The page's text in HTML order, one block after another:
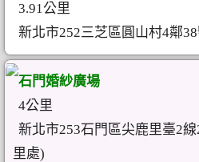
3.91公里
新北市252三芝區圓山村4鄰
石門婚紗廣場
4公里
新北市253石門區尖鹿里臺2
里處)